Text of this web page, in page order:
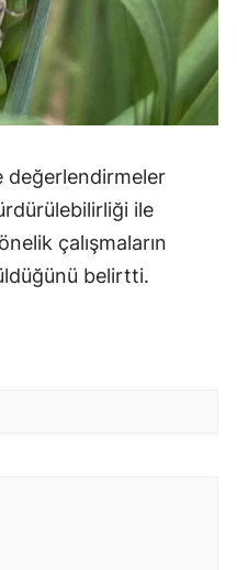
Kahramanmaraş
Mardin
Muğla
Nevşehir
Niğde
değerlendirmeler
ile
çalışmaların
belirtti.